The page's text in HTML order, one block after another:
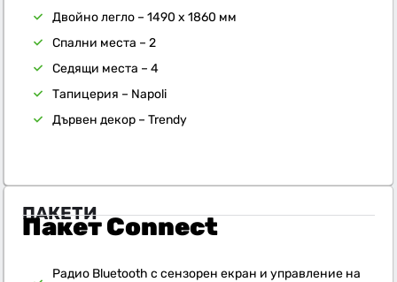
Двойно легло – 1490 х 1860 мм
Спални места – 2
Седящи места – 4
Тапицерия – Napoli
Дървен декор – Trendy
ПАКЕТИ
Пакет Connect
Радио Bluetooth с сензорен екран и управление на